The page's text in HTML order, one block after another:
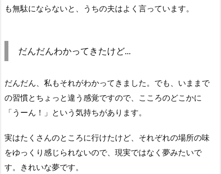
も無駄にならないと、うちの夫はよく言っています。
だんだんわかってきたけど…
だんだん、私もそれがわかってきました。でも、いままで
の習慣とちょっと違う感覚ですので、こころのどこかに
「うーん！」という気持ちがあります。
実はたくさんのところに行けたけど、それぞれの場所の味
をゆっくり感じられないので、現実ではなく夢みたいで
す。きれいな夢です。